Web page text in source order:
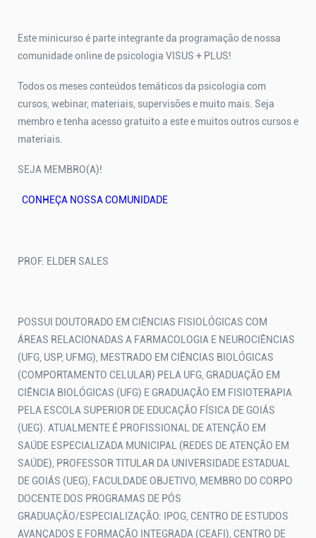
Este minicurso é parte integrante da programação de nossa
comunidade online de psicologia VISUS + PLUS!
Todos os meses conteúdos temáticos da psicologia com
cursos, webinar, materiais, supervisões e muito mais. Seja
membro e tenha acesso gratuito a este e muitos outros cursos e
materiais.
SEJA MEMBRO(A)!
CONHEÇA NOSSA COMUNIDADE
PROF. ELDER SALES
POSSUI DOUTORADO EM CIÊNCIAS FISIOLÓGICAS COM
ÁREAS RELACIONADAS A FARMACOLOGIA E NEUROCIÊNCIAS
(UFG, USP, UFMG), MESTRADO EM CIÊNCIAS BIOLÓGICAS
(COMPORTAMENTO CELULAR) PELA UFG, GRADUAÇÃO EM
CIÊNCIA BIOLÓGICAS (UFG) E GRADUAÇÃO EM FISIOTERAPIA
PELA ESCOLA SUPERIOR DE EDUCAÇÃO FÍSICA DE GOIÁS
(UEG). ATUALMENTE É PROFISSIONAL DE ATENÇÃO EM
SAÚDE ESPECIALIZADA MUNICIPAL (REDES DE ATENÇÃO EM
SAÚDE), PROFESSOR TITULAR DA UNIVERSIDADE ESTADUAL
DE GOIÁS (UEG), FACULDADE OBJETIVO, MEMBRO DO CORPO
DOCENTE DOS PROGRAMAS DE PÓS
GRADUAÇÃO/ESPECIALIZAÇÃO: IPOG, CENTRO DE ESTUDOS
AVANÇADOS E FORMAÇÃO INTEGRADA (CEAFI), CENTRO DE